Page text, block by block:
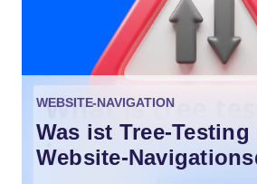
WEBSITE-NAVIGATION
Was ist Tree-Testing
Website-